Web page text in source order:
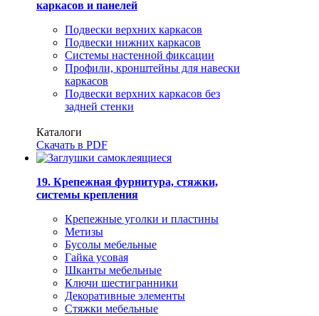
каркасов и панелей
Подвески верхних каркасов
Подвески нижних каркасов
Системы настенной фиксации
Профили, кронштейны для навески
каркасов
Подвески верхних каркасов без
задней стенки
Каталоги
Скачать в PDF
19. Крепежная фурнитура, стяжки,
системы крепления
Крепежные уголки и пластины
Метизы
Бусолы мебельные
Гайка усовая
Шканты мебельные
Ключи шестигранники
Декоративные элементы
Стяжки мебельные